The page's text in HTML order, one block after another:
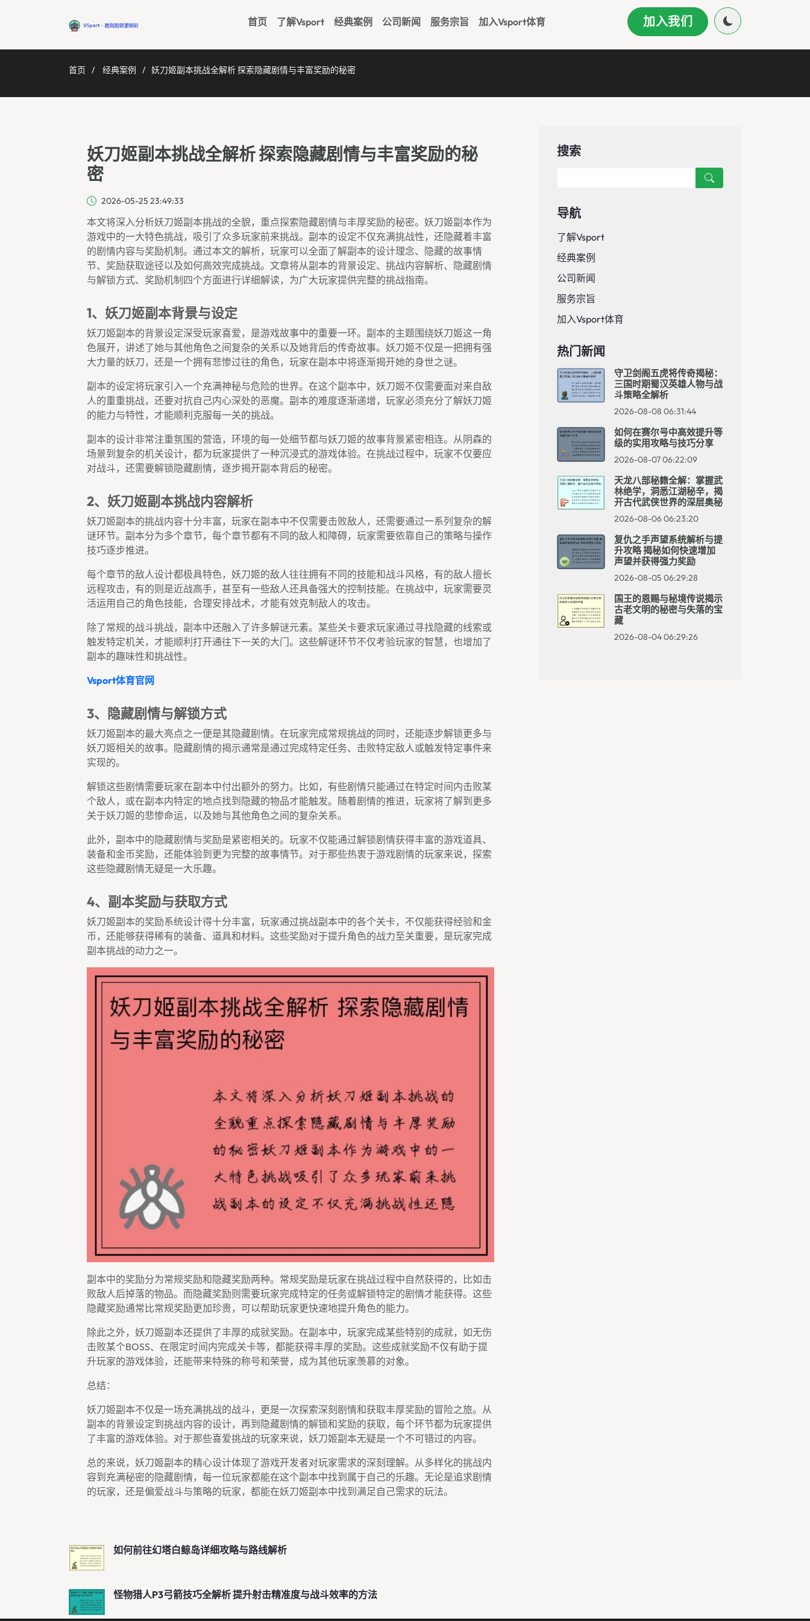
首页 了解Vsport 经典案例 公司新闻 服务宗旨 加入Vsport体育 加入我们
首页 经典案例 妖刀姬副本挑战全解析 探索隐藏剧情与丰富奖励的秘密
妖刀姬副本挑战全解析 探索隐藏剧情与丰富奖励的秘
密
2026-05-25 23:49:33
本文将深入分析妖刀姬副本挑战的全貌，重点探索隐藏剧情与丰厚奖励的秘密。妖刀姬副本作为
游戏中的一大特色挑战，吸引了众多玩家前来挑战。副本的设定不仅充满挑战性，还隐藏着丰富
的剧情内容与奖励机制。通过本文的解析，玩家可以全面了解副本的设计理念、隐藏的故事情
节、奖励获取途径以及如何高效完成挑战。文章将从副本的背景设定、挑战内容解析、隐藏剧情
与解锁方式、奖励机制四个方面进行详细解读，为广大玩家提供完整的挑战指南。
1、妖刀姬副本背景与设定
妖刀姬副本的背景设定深受玩家喜爱，是游戏故事中的重要一环。副本的主题围绕妖刀姬这一角
色展开，讲述了她与其他角色之间复杂的关系以及她背后的传奇故事。妖刀姬不仅是一把拥有强
大力量的妖刀，还是一个拥有悲惨过往的角色，玩家在副本中将逐渐揭开她的身世之谜。
副本的设定将玩家引入一个充满神秘与危险的世界。在这个副本中，妖刀姬不仅需要面对来自敌
人的重重挑战，还要对抗自己内心深处的恶魔。副本的难度逐渐递增，玩家必须充分了解妖刀姬
的能力与特性，才能顺利克服每一关的挑战。
副本的设计非常注重氛围的营造，环境的每一处细节都与妖刀姬的故事背景紧密相连。从阴森的
场景到复杂的机关设计，都为玩家提供了一种沉浸式的游戏体验。在挑战过程中，玩家不仅要应
对战斗，还需要解锁隐藏剧情，逐步揭开副本背后的秘密。
2、妖刀姬副本挑战内容解析
妖刀姬副本的挑战内容十分丰富，玩家在副本中不仅需要击败敌人，还需要通过一系列复杂的解
谜环节。副本分为多个章节，每个章节都有不同的敌人和障碍，玩家需要依靠自己的策略与操作
技巧逐步推进。
每个章节的敌人设计都极具特色，妖刀姬的敌人往往拥有不同的技能和战斗风格，有的敌人擅长
远程攻击，有的则是近战高手，甚至有一些敌人还具备强大的控制技能。在挑战中，玩家需要灵
活运用自己的角色技能，合理安排战术，才能有效克制敌人的攻击。
除了常规的战斗挑战，副本中还融入了许多解谜元素。某些关卡要求玩家通过寻找隐藏的线索或
触发特定机关，才能顺利打开通往下一关的大门。这些解谜环节不仅考验玩家的智慧，也增加了
副本的趣味性和挑战性。
Vsport体育官网
3、隐藏剧情与解锁方式
妖刀姬副本的最大亮点之一便是其隐藏剧情。在玩家完成常规挑战的同时，还能逐步解锁更多与
妖刀姬相关的故事。隐藏剧情的揭示通常是通过完成特定任务、击败特定敌人或触发特定事件来
实现的。
解锁这些剧情需要玩家在副本中付出额外的努力。比如，有些剧情只能通过在特定时间内击败某
个敌人，或在副本内特定的地点找到隐藏的物品才能触发。随着剧情的推进，玩家将了解到更多
关于妖刀姬的悲惨命运，以及她与其他角色之间的复杂关系。
此外，副本中的隐藏剧情与奖励是紧密相关的。玩家不仅能通过解锁剧情获得丰富的游戏道具、
装备和金币奖励，还能体验到更为完整的故事情节。对于那些热衷于游戏剧情的玩家来说，探索
这些隐藏剧情无疑是一大乐趣。
4、副本奖励与获取方式
妖刀姬副本的奖励系统设计得十分丰富，玩家通过挑战副本中的各个关卡，不仅能获得经验和金
币，还能够获得稀有的装备、道具和材料。这些奖励对于提升角色的战力至关重要，是玩家完成
副本挑战的动力之一。
副本中的奖励分为常规奖励和隐藏奖励两种。常规奖励是玩家在挑战过程中自然获得的，比如击
败敌人后掉落的物品。而隐藏奖励则需要玩家完成特定的任务或解锁特定的剧情才能获得。这些
隐藏奖励通常比常规奖励更加珍贵，可以帮助玩家更快速地提升角色的能力。
除此之外，妖刀姬副本还提供了丰厚的成就奖励。在副本中，玩家完成某些特别的成就，如无伤
击败某个BOSS、在限定时间内完成关卡等，都能获得丰厚的奖励。这些成就奖励不仅有助于提
升玩家的游戏体验，还能带来特殊的称号和荣誉，成为其他玩家羡慕的对象。
总结：
妖刀姬副本不仅是一场充满挑战的战斗，更是一次探索深刻剧情和获取丰厚奖励的冒险之旅。从
副本的背景设定到挑战内容的设计，再到隐藏剧情的解锁和奖励的获取，每个环节都为玩家提供
了丰富的游戏体验。对于那些喜爱挑战的玩家来说，妖刀姬副本无疑是一个不可错过的内容。
总的来说，妖刀姬副本的精心设计体现了游戏开发者对玩家需求的深刻理解。从多样化的挑战内
容到充满秘密的隐藏剧情，每一位玩家都能在这个副本中找到属于自己的乐趣。无论是追求剧情
的玩家，还是偏爱战斗与策略的玩家，都能在妖刀姬副本中找到满足自己需求的玩法。
如何前往幻塔白鲸岛详细攻略与路线解析
怪物猎人P3弓箭技巧全解析 提升射击精准度与战斗效率的方法
搜索
导航
了解Vsport
经典案例
公司新闻
服务宗旨
加入Vsport体育
热门新闻
守卫剑阁五虎将传奇揭秘：
三国时期蜀汉英雄人物与战
斗策略全解析
2026-08-08 06:31:44
如何在赛尔号中高效提升等
级的实用攻略与技巧分享
2026-08-07 06:22:09
天龙八部秘籍全解：掌握武
林绝学，洞悉江湖秘辛，揭
开古代武侠世界的深层奥秘
2026-08-06 06:23:20
复仇之手声望系统解析与提
升攻略 揭秘如何快速增加
声望并获得强力奖励
2026-08-05 06:29:28
国王的恩赐与秘境传说揭示
古老文明的秘密与失落的宝
藏
2026-08-04 06:29:26